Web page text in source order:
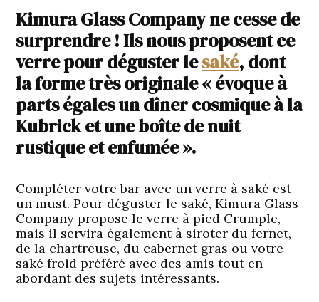
Kimura Glass Company ne cesse de
surprendre ! Ils nous proposent ce
verre pour déguster lesaké, dont
la forme très originale « évoque à
parts égales un dîner cosmique à la
Kubrick et une boîte de nuit
rustique et enfumée ».
Compléter votre bar avec un verre à saké est
un must. Pour déguster le saké, Kimura Glass
Company propose le verre à pied Crumple,
mais il servira également à siroter du fernet,
de la chartreuse, du cabernet gras ou votre
saké froid préféré avec des amis tout en
abordant des sujets intéressants.